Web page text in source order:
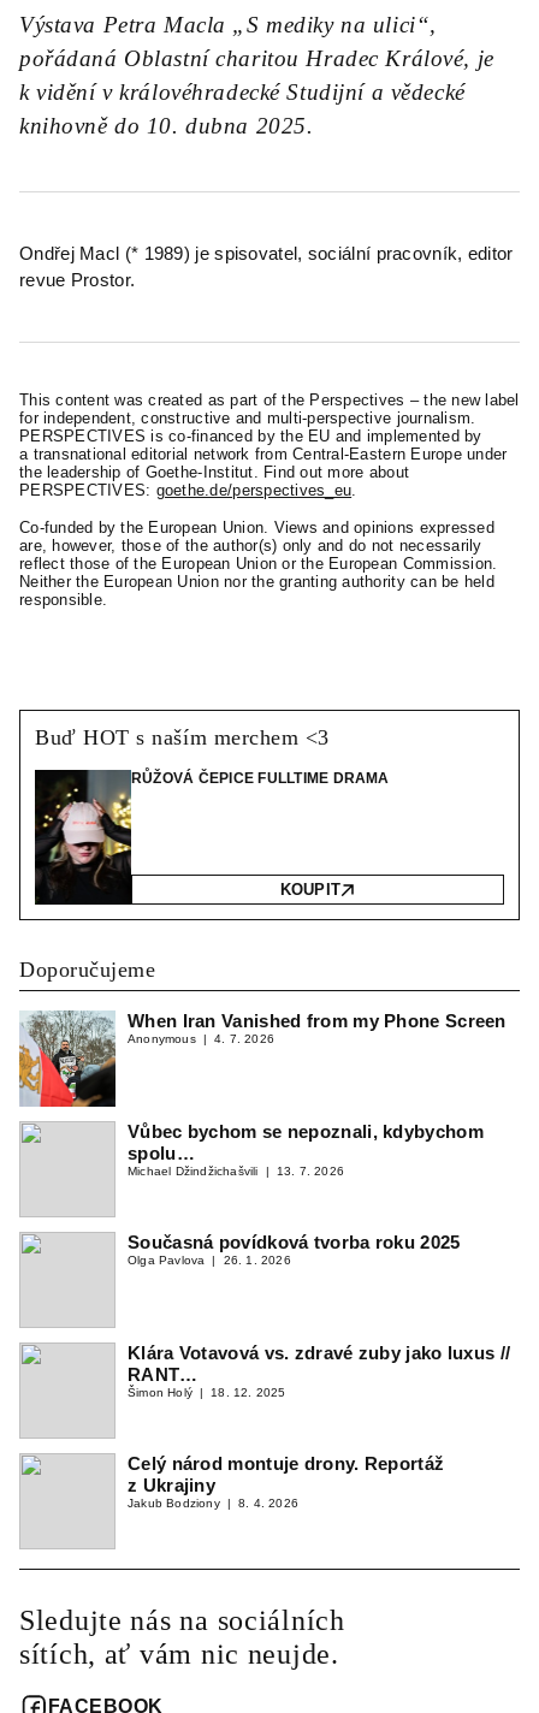
Výstava Petra Macla „S mediky na ulici“,
pořádaná Oblastní charitou Hradec Králové, je
k vidění v královéhradecké Studijní a vědecké
knihovně do 10. dubna 2025.
Ondřej Macl (* 1989) je spisovatel, sociální pracovník, editor
revue Prostor.
This content was created as part of the Perspectives – the new label
for independent, constructive and multi-perspective journalism.
PERSPECTIVES is co-financed by the EU and implemented by
a transnational editorial network from Central-Eastern Europe under
the leadership of Goethe-Institut. Find out more about
PERSPECTIVES: goethe.de/perspectives_eu.
Co-funded by the European Union. Views and opinions expressed
are, however, those of the author(s) only and do not necessarily
reflect those of the European Union or the European Commission.
Neither the European Union nor the granting authority can be held
responsible.
Buď HOT s naším merchem <3
RŮŽOVÁ ČEPICE FULLTIME DRAMA
KOUPIT
Doporučujeme
When Iran Vanished from my Phone Screen
Anonymous 4. 7. 2026
Vůbec bychom se nepoznali, kdybychom
spolu…
Michael Džindžichašvili 13. 7. 2026
Současná povídková tvorba roku 2025
Olga Pavlova 26. 1. 2026
Klára Votavová vs. zdravé zuby jako luxus //
RANT…
Šimon Holý 18. 12. 2025
Celý národ montuje drony. Reportáž
z Ukrajiny
Jakub Bodziony 8. 4. 2026
Sledujte nás na sociálních
sítích, ať vám nic neujde.
FACEBOOK